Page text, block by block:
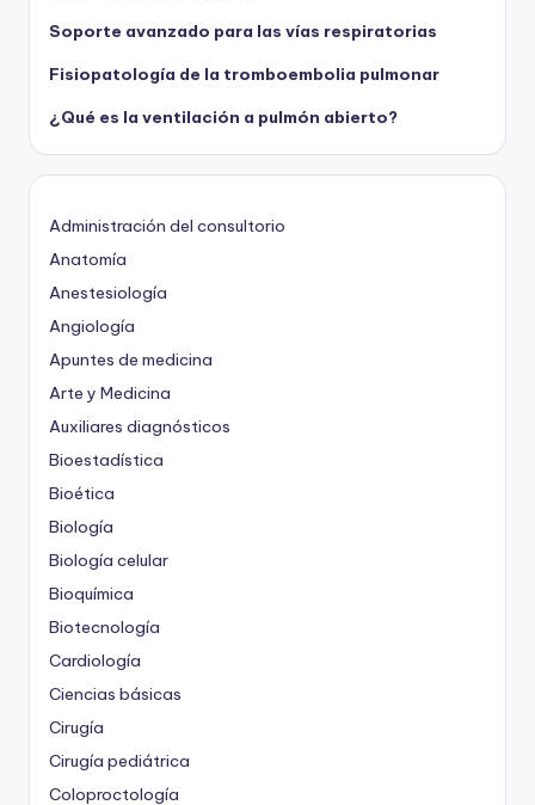
Soporte avanzado para las vías respiratorias
Fisiopatología de la tromboembolia pulmonar
¿Qué es la ventilación a pulmón abierto?
Administración del consultorio
Anatomía
Anestesiología
Angiología
Apuntes de medicina
Arte y Medicina
Auxiliares diagnósticos
Bioestadística
Bioética
Biología
Biología celular
Bioquímica
Biotecnología
Cardiología
Ciencias básicas
Cirugía
Cirugía pediátrica
Coloproctología